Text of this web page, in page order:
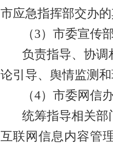
市应急指挥部交办
（3）市委宣传
负责指导、协调
论引导、舆情监测
（4）市委网信
统筹指导相关部
互联网信息内容管